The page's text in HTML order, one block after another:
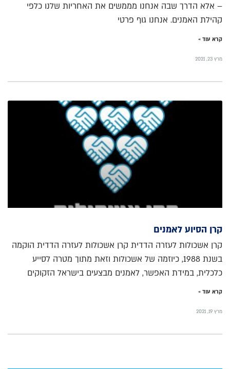
– אלא הדרך שבה אנחנו מממשים את האחריות שלנו כלפי
קהילת האמנים. אנחנו גוף פרטי
קרא עוד »
מרץ 23, 2021
קרן הסיוע לאמנים
קרן אשכולות לעזרה הדדית קרן אשכולות לעזרה הדדית הוקמה
בשנת 1988, כיוזמה של אשכולות וזאת מתוך מטרה לסייע
כלכלית, במידת האפשר, לאמנים מבצעים בישראל הזקוקים
קרא עוד »
מרץ 19, 2021